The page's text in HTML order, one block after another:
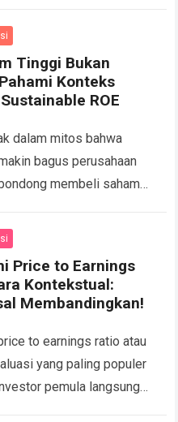
Tinggi Bukan
Konteks
ROE
dalam mitos bahwa
bagus perusahaan
membeli saham
Price to Earnings
Kontekstual:
Membandingkan!
to earnings ratio atau
yang paling populer
pemula langsung